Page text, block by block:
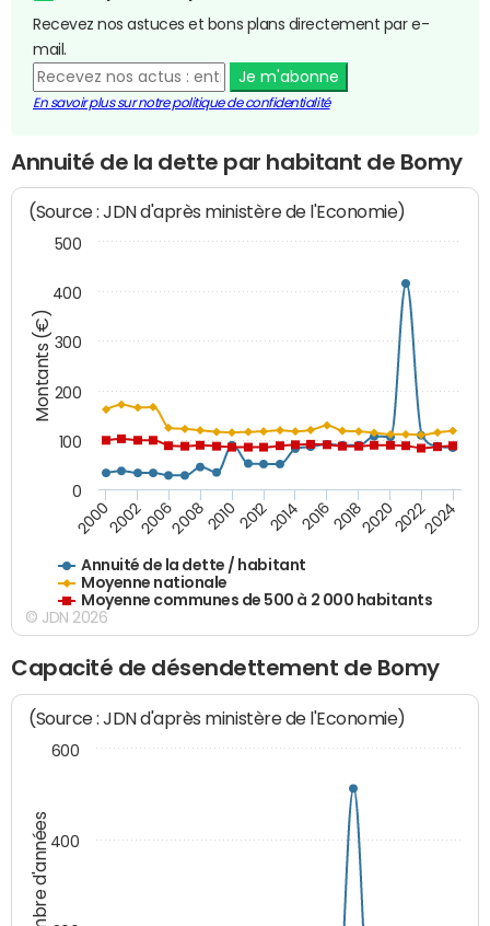
Recevez nos astuces et bons plans directement par e-
mail.
Je m'abonne
En savoir plus sur notre politique de confidentialité
Annuité de la dette par habitant de Bomy
Montants (€)
(Source : JDN d'après ministère de l'Economie)
Annuité de la dette / habitant
Moyenne nationale
Moyenne communes de 500 à 2 000 habitants
200020022006200820102012201420162018202020222024
0
100
200
300
400
500
© JDN 2026
Capacité de désendettement de Bomy
Nombre d'années
(Source : JDN d'après ministère de l'Economie)
400
600